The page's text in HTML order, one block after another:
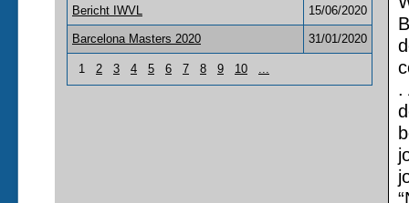
Bericht IWVL 15/06/2020
Barcelona Masters 2020 31/01/2020
1 2 3 4 5 6 7 8 9 10 ...
.